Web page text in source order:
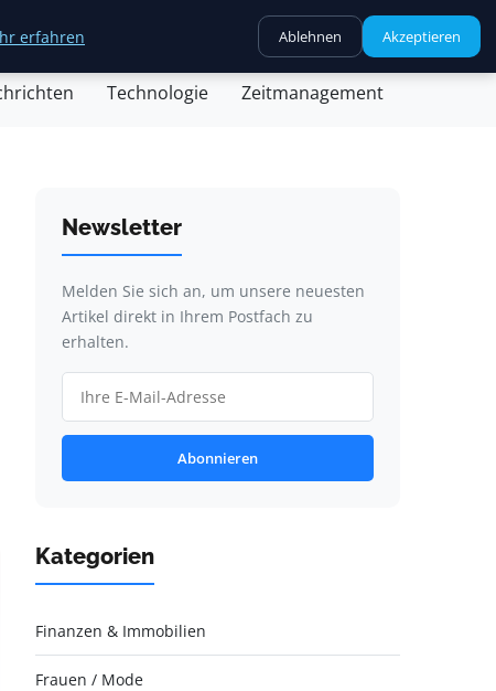
Gesundheit Kochen Nachricht
Technologie Zeitmanagement
Newsletter
Melden Sie sich an, um unsere neuesten
Artikel direkt in Ihrem Postfach zu
erhalten.
Abonnieren
Kategorien
Finanzen & Immobilien
Frauen / Mode
erfahren Ablehnen Akzeptieren